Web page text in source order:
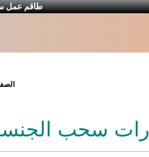
طاقم عمل
سحب